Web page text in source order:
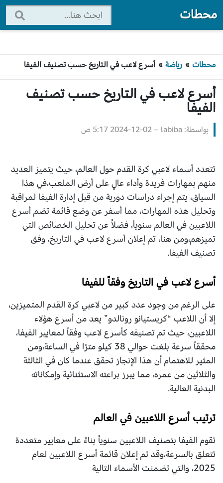
محطات
محطات » رياضة » أسرع لاعب في التاريخ حسب تصنيف الفيفا
أسرع لاعب في التاريخ حسب تصنيف
الفيفا
بواسطة: labiba – 2024-12-02 5:17 ص
تتعدد أسماء لاعبي كرة القدم حول العالم، حيث يتميز العديد
منهم بمهارات فريدة وأداء عالٍ على أرض الملعب،في هذا
السياق، يتم إجراء دراسات دورية من قبل إدارة الفيفا لمراقبة
وتحليل هذه المهارات، مما أسفر عن وضع قائمة تضم أسرع
اللاعبين في العالم سنوياً، فضلاً عن تحليل الخصائص التي
تميزهم،ومن هنا، تم إعلان أسرع لاعب في التاريخ، وفق
تصنيف الفيفا.
أسرع لاعب في التاريخ وفقاً للفيفا
على الرغم من وجود عدد كبير من لاعبي كرة القدم المتميزين،
إلا أن اللاعب “كريستيانو رونالدو” يعد من أسرع هؤلاء
اللاعبين، حيث تم تصنيفه كأسرع لاعب وفقاً لمعايير الفيفا،
محققاً سرعة بلغت حوالي 38 كيلو مترًا في الساعة،ومن
المثير للاهتمام أن هذا الإنجاز تحقق عندما كان في الثالثة
والثلاثين من عمره، مما يبرز براعته الاستثنائية وإمكاناته
البدنية العالية.
ترتيب أسرع اللاعبين في العالم
تقوم الفيفا بتصنيف اللاعبين سنوياً بناءً على معايير متعددة
تتعلق بالسرعة،وقد تم إعلان قائمة أسرع اللاعبين لعام
2025، والتي تضمنت الأسماء التالية